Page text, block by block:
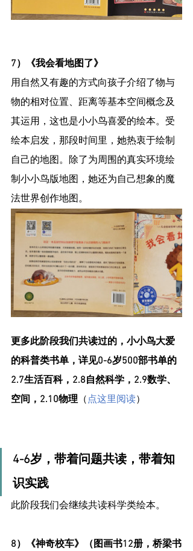
7）《我会看地图了》
用自然又有趣的方式向孩子介绍了物与
物的相对位置、距离等基本空间概念及
其运用，这也是小小鸟喜爱的绘本。受
绘本启发，那段时间里，她热衷于绘制
自己的地图。除了为周围的真实环境绘
制小小鸟版地图，她还为自己想象的魔
法世界创作地图。
更多此阶段我们共读过的，小小鸟大爱
的科普类书单，详见0-6岁500部书单的
2.7生活百科，2.8自然科学，2.9数学、
空间，2.10物理（点这里阅读）
4-6岁，带着问题共读，带着知
识实践
此阶段我们会继续共读科学类绘本。
8）《神奇校车》（图画书12册，桥梁书